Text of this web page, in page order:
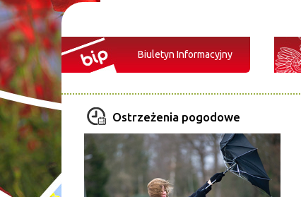
Biuletyn Informacyjny
Ostrzeżenia pogodowe